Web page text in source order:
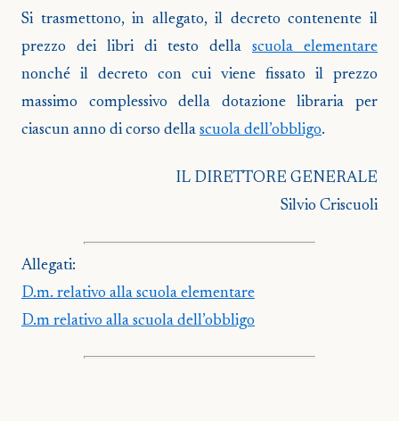
Si trasmettono, in allegato, il decreto contenente il
prezzo dei libri di testo della scuola elementare
nonché il decreto con cui viene fissato il prezzo
massimo complessivo della dotazione libraria per
ciascun anno di corso della scuola dell’obbligo.
IL DIRETTORE GENERALE
Silvio Criscuoli
Allegati:
D.m. relativo alla scuola elementare
D.m relativo alla scuola dell’obbligo